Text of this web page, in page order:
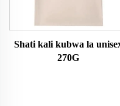
Shati kali kubwa la
270G